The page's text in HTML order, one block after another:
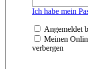
Ich habe mein
Angemeldet
Meinen
verbergen